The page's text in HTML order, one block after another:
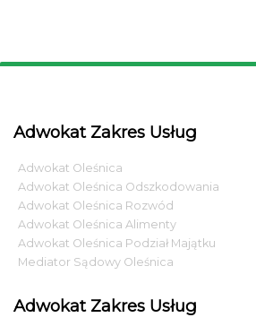
Adwokat Zakres Usług
Adwokat Oleśnica
Adwokat Oleśnica Odszkodowania
Adwokat Oleśnica Rozwód
Adwokat Oleśnica Alimenty
Adwokat Oleśnica Podział Majątku
Mediator Sądowy Oleśnica
Adwokat Zakres Usług